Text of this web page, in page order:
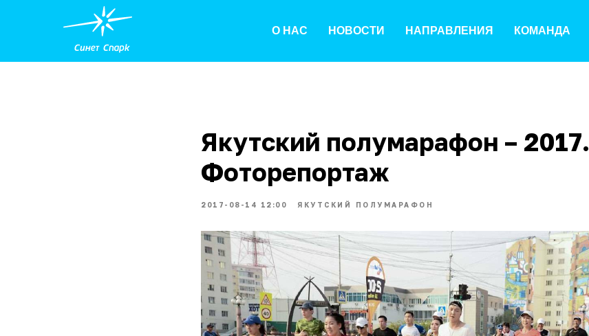
О НАС НОВОСТИ НАПРАВЛЕНИЯ КОМАНДА
Якутский полумарафон – 2017.
Фоторепортаж
2017-08-14 12:00 ЯКУТСКИЙ ПОЛУМАРАФОН